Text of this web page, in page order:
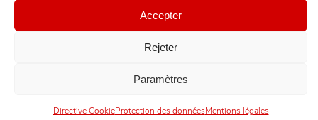
Accepter
Rejeter
Paramètres
Directive CookieProtection des donnéesMentions légales